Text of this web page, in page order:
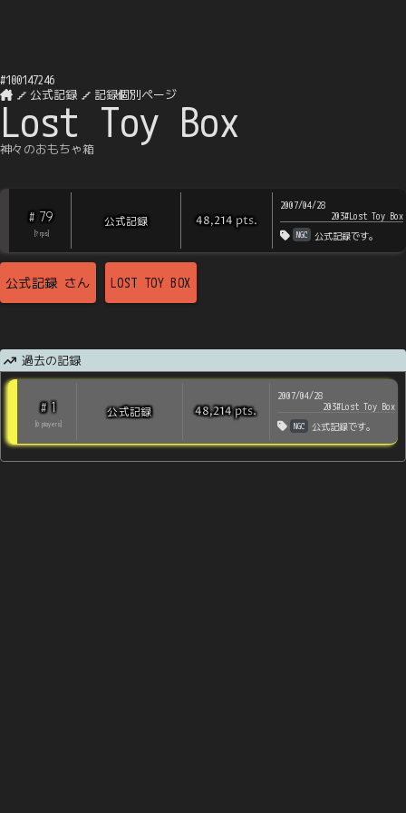
#100147246
公式記録
記録個別ページ
Lost Toy Box
神々のおもちゃ箱
# 79
? rps]
公式記録 48,214 pts.
2007/04/28
203#Lost Toy Box
NGC 公式記録です。
公式記録 さん LOST TOY BOX
過去の記録
# 1
0 players
公式記録 48,214pts.
2007/04/28
203#Lost Toy Box
NGC 公式記録です。